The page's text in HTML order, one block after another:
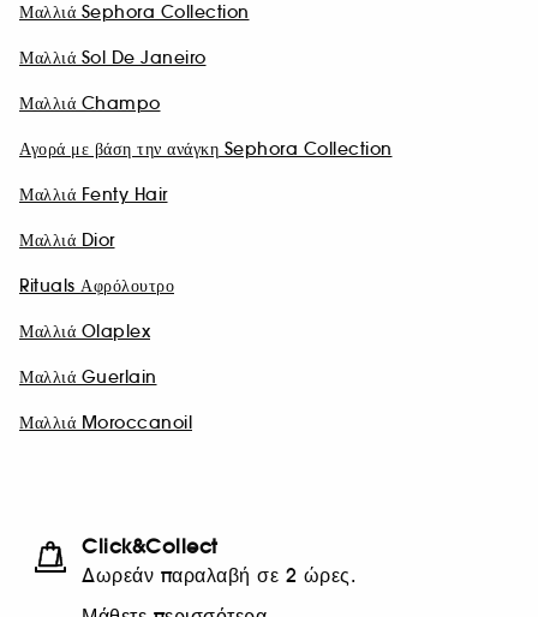
Μαλλιά Sephora Collection
Μαλλιά Sol De Janeiro
Μαλλιά Champo
Αγορά με βάση την ανάγκη Sephora Collection
Μαλλιά Fenty Hair
Μαλλιά Dior
Rituals Αφρόλουτρο
Μαλλιά Olaplex
Μαλλιά Guerlain
Μαλλιά Moroccanoil
Click&Collect
Δωρεάν παραλαβή σε 2 ώρες.